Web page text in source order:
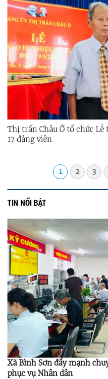
Thị trấn Châu Ổ tổ chức
17 đảng viên
1 2 3
TIN NỔI BẬT
Xã Bình Sơn đẩy mạnh
phục vụ Nhân dân